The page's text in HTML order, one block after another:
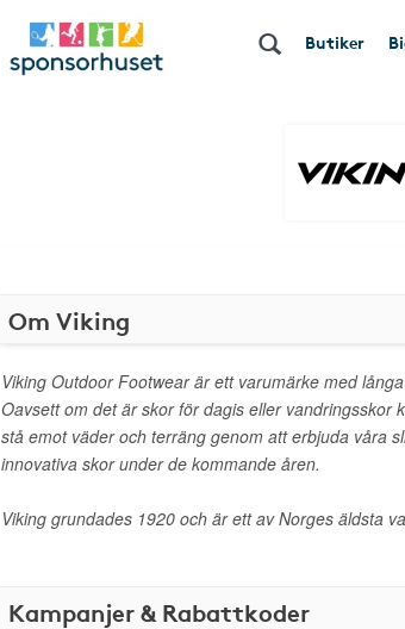
Butiker
Om Viking
Viking Outdoor Footwear är ett varumärke med
Oavsett om det är skor för dagis eller vandringsskor
stå emot väder och terräng genom att erbjuda våra
innovativa skor under de kommande åren.
Viking grundades 1920 och är ett av Norges äldsta
Kampanjer & Rabattkoder